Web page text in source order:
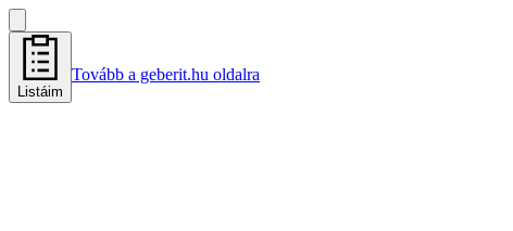
Listáim
Tovább a geberit.hu oldalra